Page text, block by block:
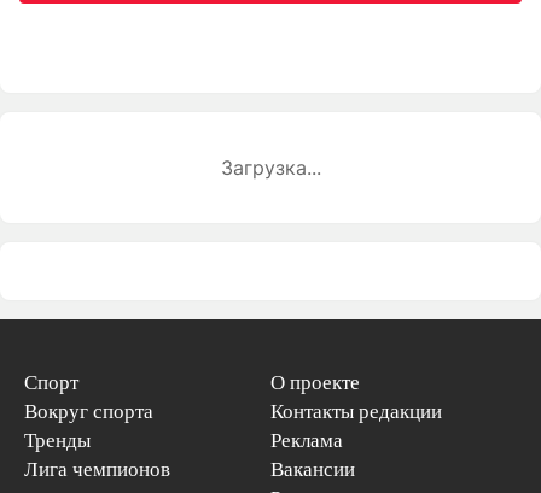
Загрузка...
Спорт
Вокруг спорта
Тренды
Лига чемпионов
О проекте
Контакты редакции
Реклама
Вакансии